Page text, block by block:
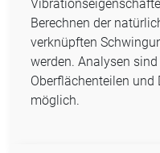
Berechnen der
verknüpften
werden. Analysen
Oberflächenteilen und
möglich.